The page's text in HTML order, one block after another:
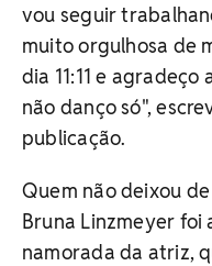
vou seguir
muito orgulhosa de
dia 11:11 e
não danço só",
publicação.
Quem não deixou
Bruna Linzmeyer foi
namorada da atriz,